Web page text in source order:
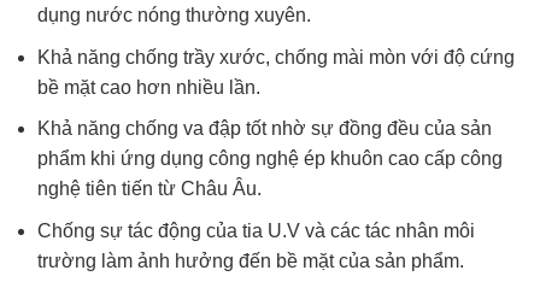
dụng nước nóng thường xuyên.
Khả năng chống trầy xước, chống mài mòn với độ cứng
bề mặt cao hơn nhiều lần.
Khả năng chống va đập tốt nhờ sự đồng đều của sản
phẩm khi ứng dụng công nghệ ép khuôn cao cấp công
nghệ tiên tiến từ Châu Âu.
Chống sự tác động của tia U.V và các tác nhân môi
trường làm ảnh hưởng đến bề mặt của sản phẩm.